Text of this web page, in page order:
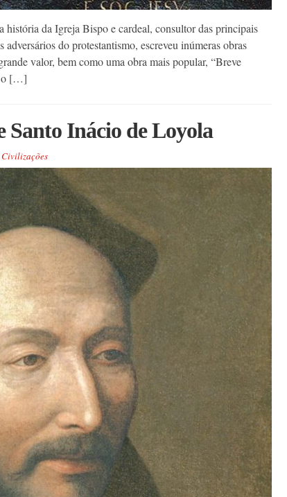
da Igreja Bispo e cardeal, consultor das principais
do protestantismo, escreveu inúmeras obras
valor, bem como uma obra mais popular, “Breve
o […]
Santo Inácio de Loyola
Civilizações